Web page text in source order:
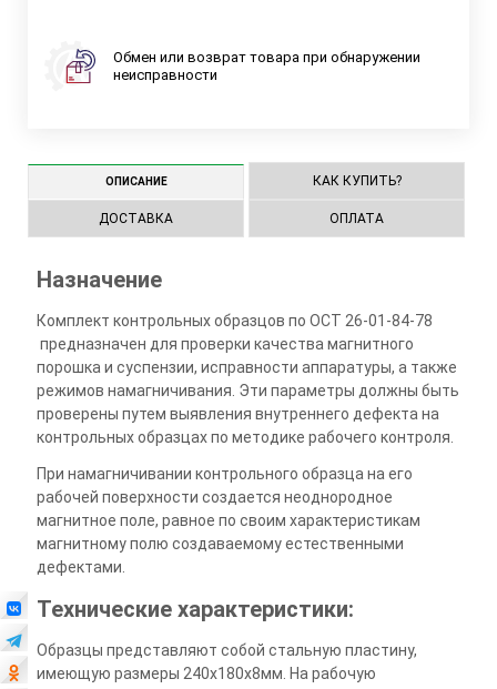
Обмен или возврат товара при обнаружении
неисправности
ОПИСАНИЕ КАК КУПИТЬ?
ДОСТАВКА ОПЛАТА
Назначение
Комплект контрольных образцов по ОСТ 26-01-84-78
предназначен для проверки качества магнитного
порошка и суспензии, исправности аппаратуры, а также
режимов намагничивания. Эти параметры должны быть
проверены путем выявления внутреннего дефекта на
контрольных образцах по методике рабочего контроля.
При намагничивании контрольного образца на его
рабочей поверхности создается неоднородное
магнитное поле, равное по своим характеристикам
магнитному полю создаваемому естественными
дефектами.
Технические характеристики:
Образцы представляют собой стальную пластину,
имеющую размеры 240х180х8мм. На рабочую